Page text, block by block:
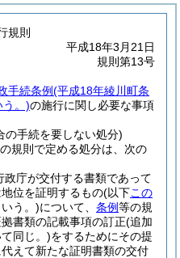
規則
平成18年3月21日
規則第13号
手続条例(平成18年綾川町条
う。)の施行に関し必要な事項
の手続を要しない処分)
の規則で定める処分は、次の
政庁が交付する書類であって
位を証明するもの(以下この
う。)について、 条例等の規
書類の記載事項の訂正(追加
同じ。)をするためにその提
えて新たな証明書類の交付